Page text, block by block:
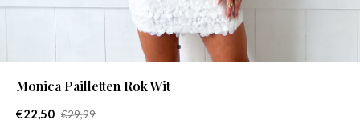
Monica Pailletten Rok Wit
€22,50 €29,99